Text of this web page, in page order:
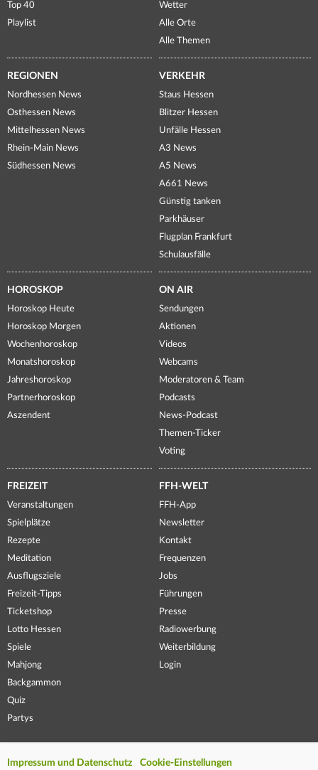
Top 40
Playlist
Wetter
Alle Orte
Alle Themen
REGIONEN
Nordhessen News
Osthessen News
Mittelhessen News
Rhein-Main News
Südhessen News
VERKEHR
Staus Hessen
Blitzer Hessen
Unfälle Hessen
A3 News
A5 News
A661 News
Günstig tanken
Parkhäuser
Flugplan Frankfurt
Schulausfälle
HOROSKOP
Horoskop Heute
Horoskop Morgen
Wochenhoroskop
Monatshoroskop
Jahreshoroskop
Partnerhoroskop
Aszendent
ON AIR
Sendungen
Aktionen
Videos
Webcams
Moderatoren & Team
Podcasts
News-Podcast
Themen-Ticker
Voting
FREIZEIT
Veranstaltungen
Spielplätze
Rezepte
Meditation
Ausflugsziele
Freizeit-Tipps
Ticketshop
Lotto Hessen
Spiele
Mahjong
Backgammon
Quiz
Partys
FFH-WELT
FFH-App
Newsletter
Kontakt
Frequenzen
Jobs
Führungen
Presse
Radiowerbung
Weiterbildung
Login
Impressum und Datenschutz Cookie-Einstellungen